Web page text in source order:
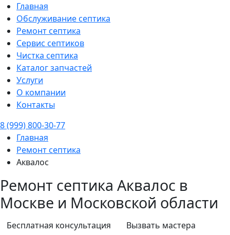
Главная
Обслуживание септика
Ремонт септика
Сервис септиков
Чистка септика
Каталог запчастей
Услуги
О компании
Контакты
8 (999) 800-30-77
Главная
Ремонт септика
Аквалос
Ремонт септика Аквалос в
Москве и Московской области
Бесплатная консультация
Вызвать мастера